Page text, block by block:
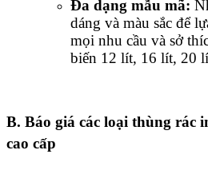
Đa dạng mẫu mã:
dáng và màu sắc để
mọi nhu cầu và sở
biến 12 lít, 16 lít, 20
B. Báo giá các loại thùng rác
cao cấp